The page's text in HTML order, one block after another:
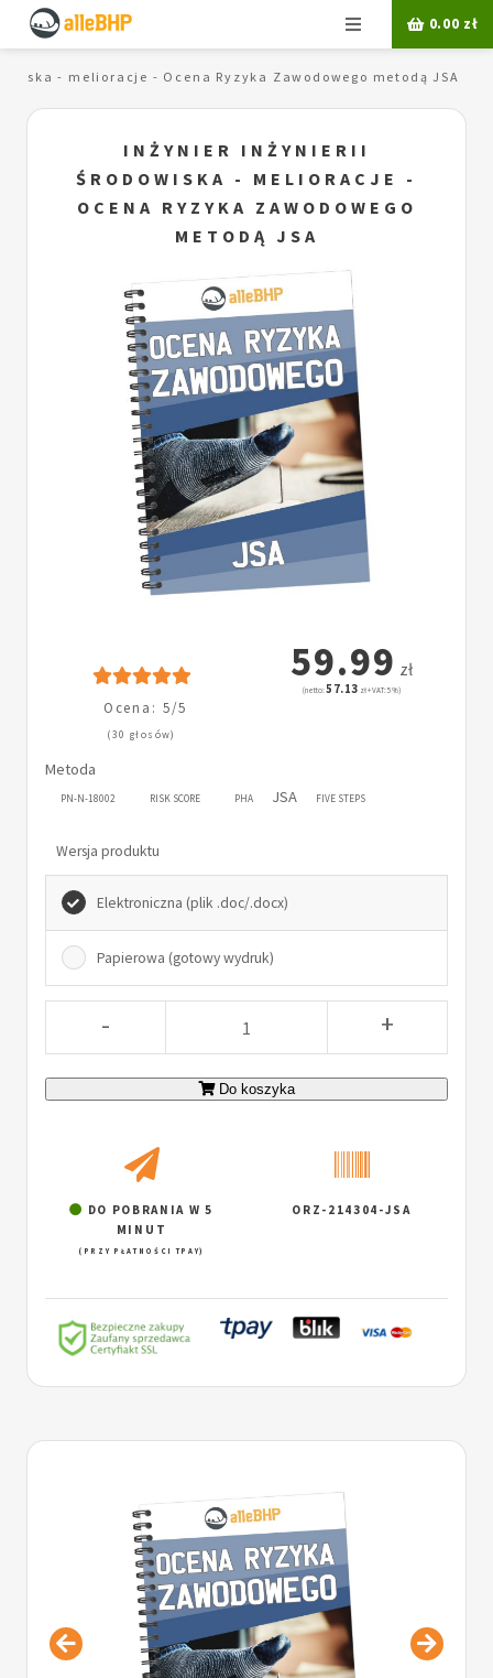
Menu 0.00 zł
- melioracje - Ocena Ryzyka Zawodowego metodą JSA
INŻYNIER INŻYNIERII
ŚRODOWISKA - MELIORACJE -
OCENA RYZYKA ZAWODOWEGO
METODĄ JSA
Ocena: 5/5
(30 głosów)
59.99 zł
(netto:57.13 zł + VAT: 5%)
Metoda
PN-N-18002 RISK SCORE PHA JSA FIVE STEPS
Wersja produktu
Elektroniczna (plik .doc/.docx)
Papierowa (gotowy wydruk)
- +
Do koszyka
DO POBRANIA W 5
MINUT
(PRZY PŁATNOŚCI TPAY)
ORZ-214304-JSA